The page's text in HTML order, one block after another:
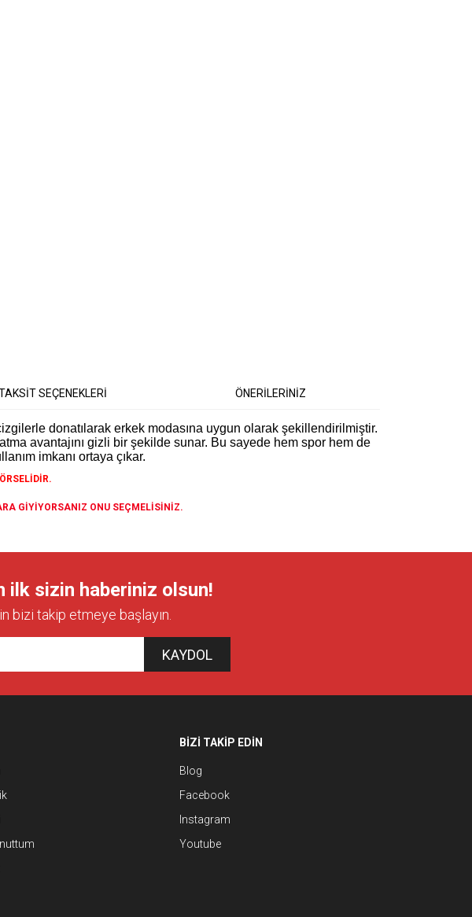
SEÇENEKLERİ ÖNERİLERİNİZ
donatılarak erkek modasına uygun olarak şekillendirilmiştir.
avantajını gizli bir şekilde sunar. Bu sayede hem spor hem de
imkanı ortaya çıkar.
GİYİYORSANIZ ONU SEÇMELİSİNİZ.
ilk sizin haberiniz olsun!
bizi takip etmeye başlayın.
KAYDOL
BİZİ TAKİP EDİN
Blog
Facebook
Instagram
Youtube